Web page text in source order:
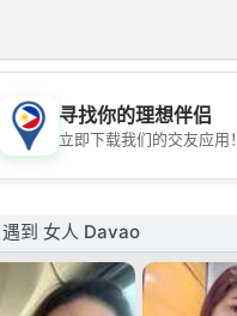
💖
寻找你的理想伴侣
立即下载我们的交友应用！
遇到 女人 Davao